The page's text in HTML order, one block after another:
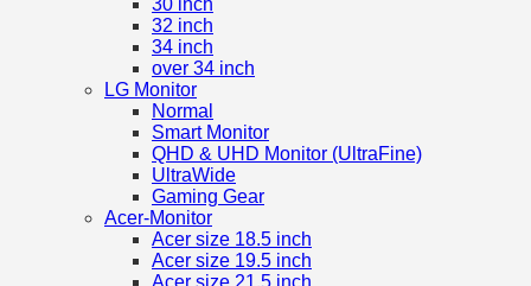
30 inch
32 inch
34 inch
over 34 inch
LG Monitor
Normal
Smart Monitor
QHD & UHD Monitor (UltraFine)
UltraWide
Gaming Gear
Acer-Monitor
Acer size 18.5 inch
Acer size 19.5 inch